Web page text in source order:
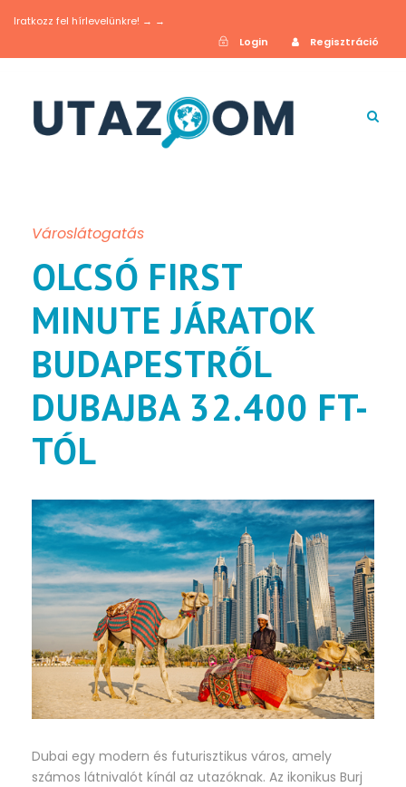
Iratkozz fel hírlevelünkre! → →
Login
Regisztráció
Városlátogatás
OLCSÓ FIRST
MINUTE JÁRATOK
BUDAPESTRŐL
DUBAJBA 32.400 FT-
TÓL
Dubai egy modern és futurisztikus város, amely
számos látnivalót kínál az utazóknak. Az ikonikus Burj